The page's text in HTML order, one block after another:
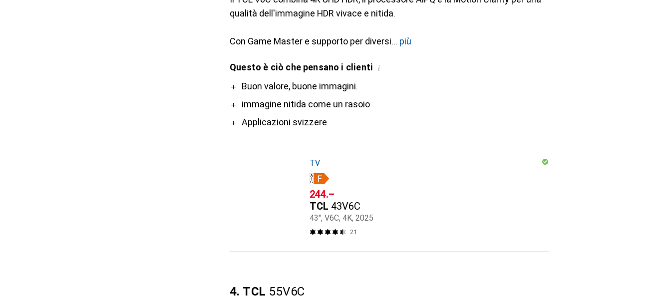
qualità dell'immagine HDR vivace e nitida.
Con Game Master e supporto per diversi più
Questo è ciò che pensano i clienti i
ProBuon valore, buone immagini.
immagine nitida come un rasoio
Applicazioni svizzere
TV
CHF
244.–
TCL 43V6C
43", V6C, 4K, 2025
21
4. TCL 55V6C